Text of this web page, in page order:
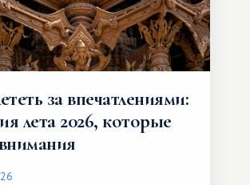
за впечатлениями:
лета 2026, которые